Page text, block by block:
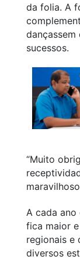
da folia. A
dançassem
sucessos.
“Muito
A cada ano
fica maior
regionais e
diversos